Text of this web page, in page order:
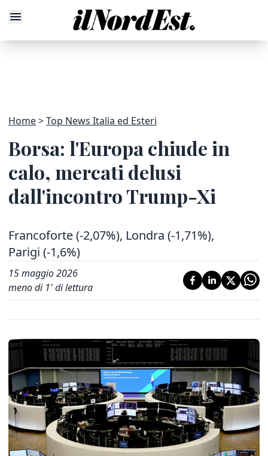
Home Top News Italia ed Esteri
Borsa: l'Europa chiude in
calo, mercati delusi
dall'incontro Trump-Xi
Francoforte (-2,07%), Londra (-1,71%),
Parigi (-1,6%)
15 maggio 2026
meno di 1' di lettura